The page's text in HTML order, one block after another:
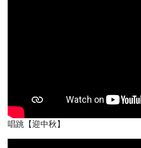
唱跳【迎中秋】